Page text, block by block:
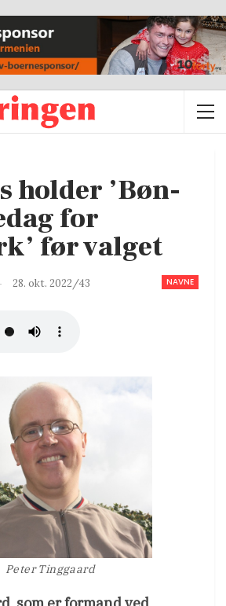
holder ’Bøn-
for
før valget
NAVNE
28. okt. 2022/43
Peter Tinggaard